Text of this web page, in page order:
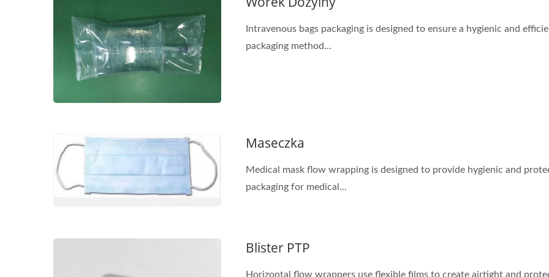
Intravenous bags packaging is designed to ensure a hygienic and
packaging method...
Maseczka
Medical mask flow wrapping is designed to provide hygienic and
packaging for medical...
Blister PTP
Horizontal flow wrappers use flexible films to create airtight and